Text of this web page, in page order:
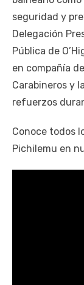
seguridad y
Delegación
Pública de
en compañía
Carabineros y
refuerzos
Conoce todos
Pichilemu en